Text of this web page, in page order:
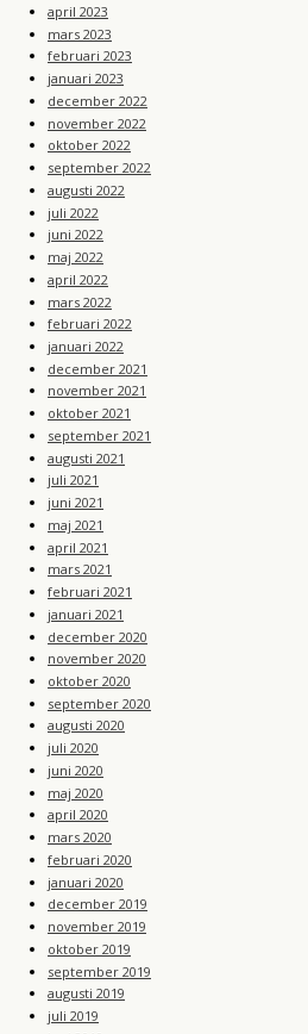
april 2023
mars 2023
februari 2023
januari 2023
december 2022
november 2022
oktober 2022
september 2022
augusti 2022
juli 2022
juni 2022
maj 2022
april 2022
mars 2022
februari 2022
januari 2022
december 2021
november 2021
oktober 2021
september 2021
augusti 2021
juli 2021
juni 2021
maj 2021
april 2021
mars 2021
februari 2021
januari 2021
december 2020
november 2020
oktober 2020
september 2020
augusti 2020
juli 2020
juni 2020
maj 2020
april 2020
mars 2020
februari 2020
januari 2020
december 2019
november 2019
oktober 2019
september 2019
augusti 2019
juli 2019